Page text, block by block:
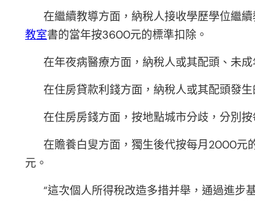
在繼續教導方面，納稅人接收學歷學位繼
教室書的當年按3600元的標準扣除。
在年夜病醫療方面，納稅人或其配頭、未
在住房貸款利錢方面，納稅人或其配頭發
在住房房錢方面，按地點城市分歧，分別
在贍養白叟方面，獨生後代按每月2000元
元。
“這次個人所得稅改造多措并舉，通過進步